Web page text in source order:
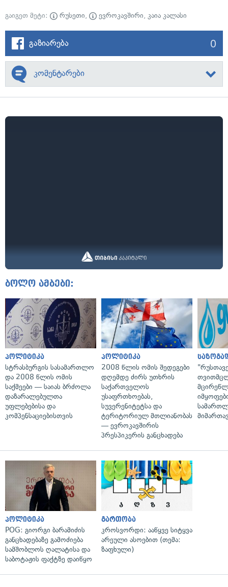
გაიგეთ მეტი: რუსეთი, ევროკავშირი, კაია კალასი
გაზიარება 0
კომენტარები
ბოლო ამბები:
პოლიტიკა
სტრასბურგის სასამართლო
და 2008 წლის ომის
საქმეები — საიას ბრძოლა
დაზარალებულთა
უფლებებისა და
კომპენსაციებისთვის
პოლიტიკა
2008 წლის ომის შედეგები
დღემდე ძირს უთხრის
საქართველოს
უსაფრთხოებას,
სუვერენიტეტსა და
ტერიტორიულ მთლიანობას
— ევროკავშირის
პრესპიკერის განცხადება
პოლიტიკა
POG: გიორგი ბარამიძის
განცხადებაზე გამოძიება
სამშობლოს ღალატისა და
საბოტაჟის ფაქტზე დაიწყო
გართობა
კროსვორდი: ააწყვე სიტყვა
არეული ასოებით (თემა:
ზაფხული)